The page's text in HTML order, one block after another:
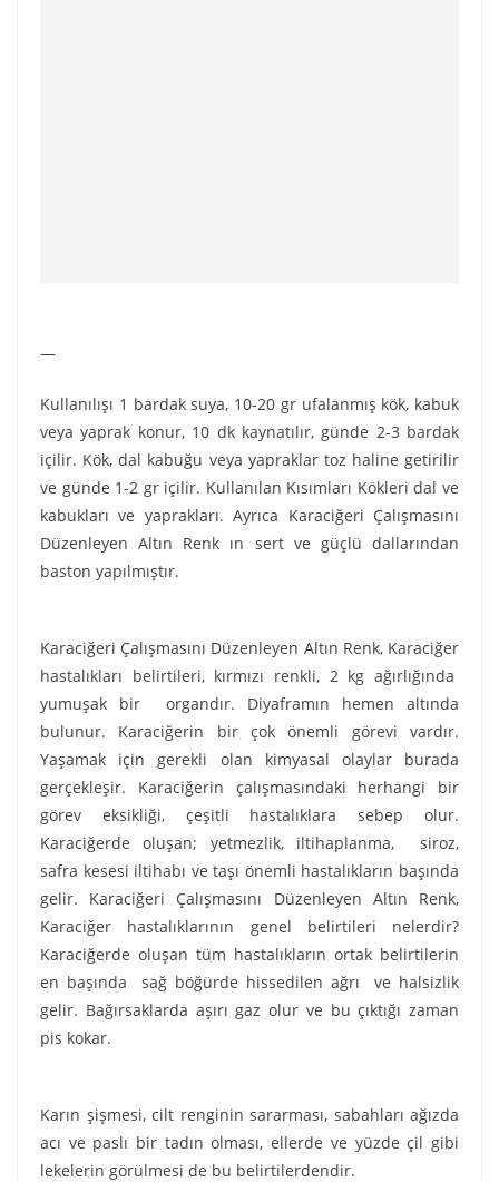
—
Kullanılışı 1 bardak suya, 10-20 gr ufalanmış kök, kabuk
veya yaprak konur, 10 dk kaynatılır, günde 2-3 bardak
içilir. Kök, dal kabuğu veya yapraklar toz haline getirilir
ve günde 1-2 gr içilir. Kullanılan Kısımları Kökleri dal ve
kabukları ve yaprakları. Ayrıca Karaciğeri Çalışmasını
Düzenleyen Altın Renk ın sert ve güçlü dallarından
baston yapılmıştır.
Karaciğeri Çalışmasını Düzenleyen Altın Renk, Karaciğer
hastalıkları belirtileri, kırmızı renkli, 2 kg ağırlığında
yumuşak bir organdır. Diyaframın hemen altında
bulunur. Karaciğerin bir çok önemli görevi vardır.
Yaşamak için gerekli olan kimyasal olaylar burada
gerçekleşir. Karaciğerin çalışmasındaki herhangi bir
görev eksikliği, çeşitli hastalıklara sebep olur.
Karaciğerde oluşan; yetmezlik, iltihaplanma, siroz,
safra kesesi iltihabı ve taşı önemli hastalıkların başında
gelir. Karaciğeri Çalışmasını Düzenleyen Altın Renk,
Karaciğer hastalıklarının genel belirtileri nelerdir?
Karaciğerde oluşan tüm hastalıkların ortak belirtilerin
en başında sağ böğürde hissedilen ağrı ve halsizlik
gelir. Bağırsaklarda aşırı gaz olur ve bu çıktığı zaman
pis kokar.
Karın şişmesi, cilt renginin sararması, sabahları ağızda
acı ve paslı bir tadın olması, ellerde ve yüzde çil gibi
lekelerin görülmesi de bu belirtilerdendir.